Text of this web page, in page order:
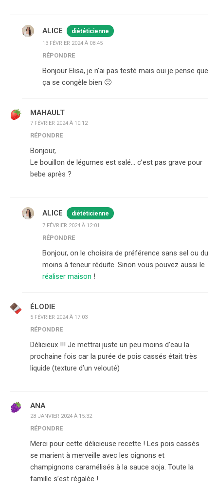
ALICE diététicienne
13 FÉVRIER 2024 À 08:45
RÉPONDRE
Bonjour Elisa, je n'ai pas testé mais oui je pense que
ça se congèle bien 🙂
MAHAULT
7 FÉVRIER 2024 À 10:12
RÉPONDRE
Bonjour,
Le bouillon de légumes est salé… c’est pas grave pour
bebe après ?
ALICE diététicienne
7 FÉVRIER 2024 À 12:01
RÉPONDRE
Bonjour, on le choisira de préférence sans sel ou du
moins à teneur réduite. Sinon vous pouvez aussi le
réaliser maison !
ÉLODIE
5 FÉVRIER 2024 À 17:03
RÉPONDRE
Délicieux !!! Je mettrai juste un peu moins d’eau la
prochaine fois car la purée de pois cassés était très
liquide (texture d’un velouté)
ANA
28 JANVIER 2024 À 15:32
RÉPONDRE
Merci pour cette délicieuse recette ! Les pois cassés
se marient à merveille avec les oignons et
champignons caramélisés à la sauce soja. Toute la
famille s’est régalée !